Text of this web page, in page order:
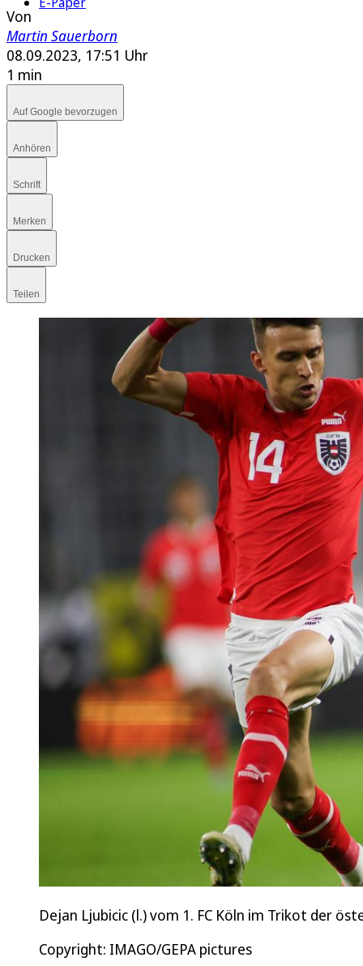
Von
Martin Sauerborn
08.09.2023, 17:51 Uhr
1 min
Auf Google bevorzugen
Anhören
Schrift
Merken
Drucken
Teilen
Dejan Ljubicic (l.) vom 1. FC Köln im Trikot der
Copyright: IMAGO/GEPA pictures